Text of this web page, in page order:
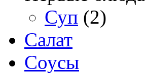
Суп (2)
Салат
Соусы